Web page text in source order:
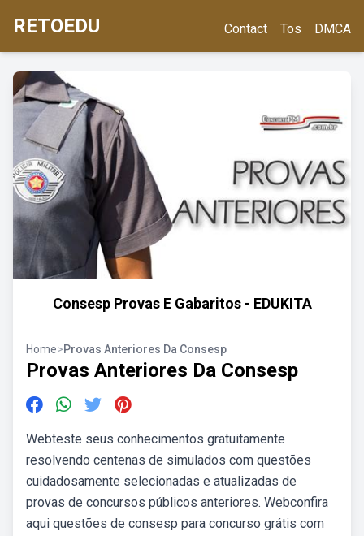
RETOEDU Contact Tos DMCA
Consesp Provas E Gabaritos - EDUKITA
Home>Provas Anteriores Da Consesp
Provas Anteriores Da Consesp
Webteste seus conhecimentos gratuitamente
resolvendo centenas de simulados com questões
cuidadosamente selecionadas e atualizadas de
provas de concursos públicos anteriores. Webconfira
aqui questões de consesp para concurso grátis com